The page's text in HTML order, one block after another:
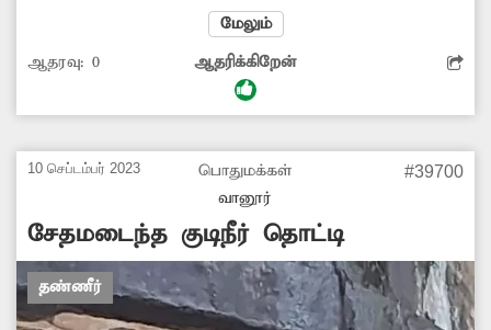
ஆக்கிரமித்துள்ளனர். இதனால்
மழைக்காலங்களில் தண்ணீர் ஓடையில் செல்ல
முடியாமல் விளைநிலங்களில் தேங்கி நிற்கிறது.
இதனால் பயிர்கள் வீணாகும் அபாயம்
வருகின்றனர். எனவே ஓடை ஆக்கிரமிப்புகளை
அகற்ற அதிகாரிகள் நடவடிக்கை எடுக்க
மேலும்
ஆதரவு: 0 ஆதரிக்கிறேன்
10 செப்டம்பர் 2023
பொதுமக்கள்
வானூர்
#39700
சேதமடைந்த குடிநீர் தொட்டி
தண்ணீர்